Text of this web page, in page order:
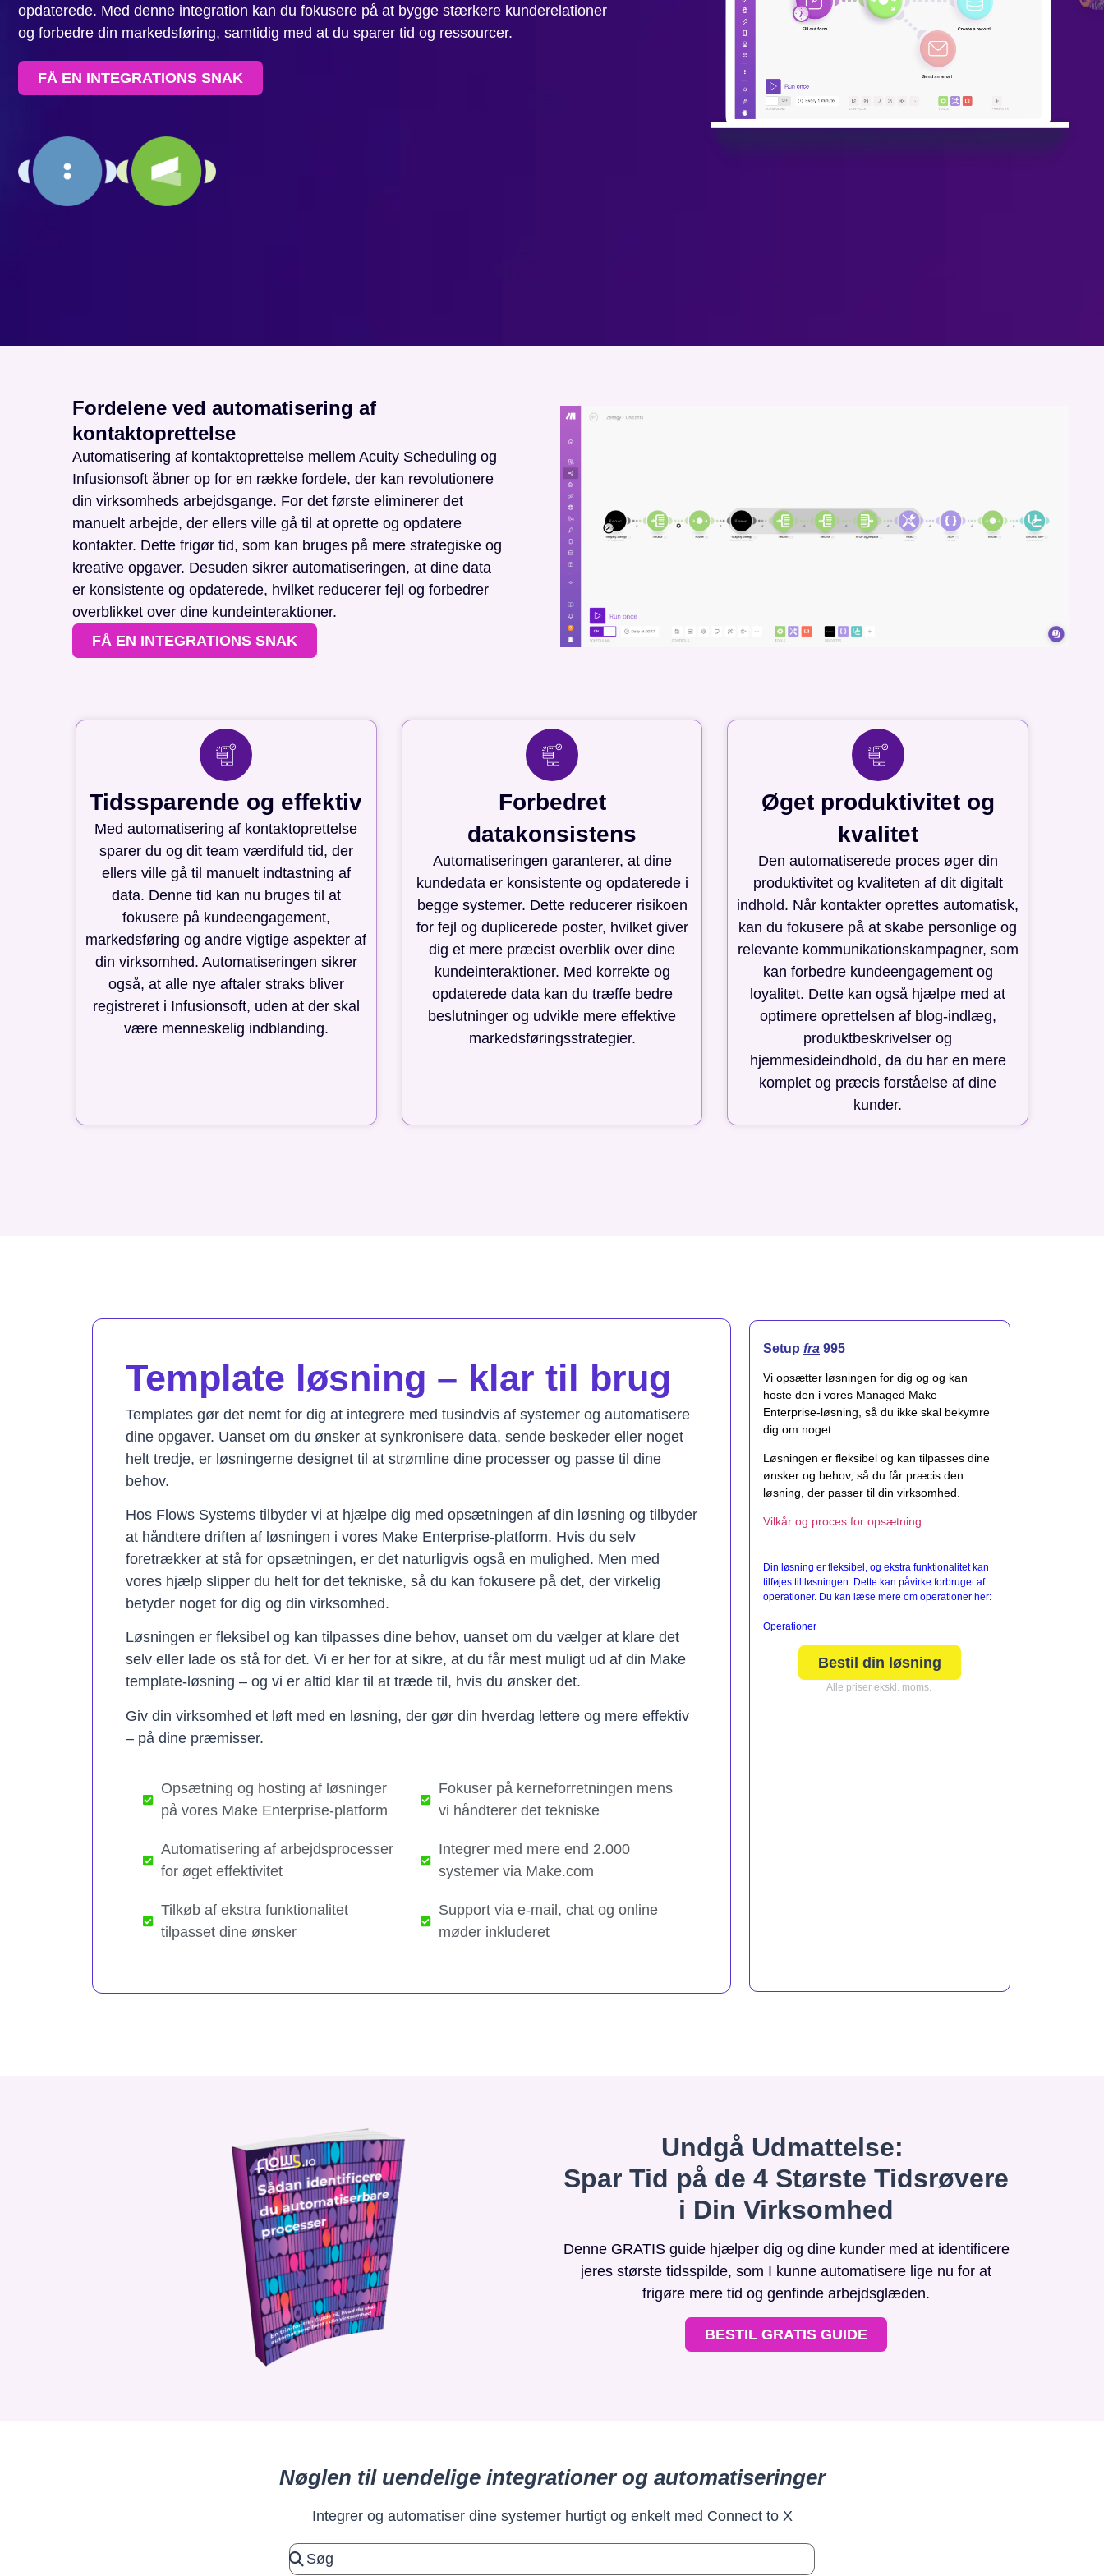
opdaterede. Med denne integration kan du fokusere på at bygge stærkere kunderelationer
og forbedre din markedsføring, samtidig med at du sparer tid og ressourcer.
FÅ EN INTEGRATIONS SNAK
Fordelene ved automatisering af
kontaktoprettelse
Automatisering af kontaktoprettelse mellem Acuity Scheduling og
Infusionsoft åbner op for en række fordele, der kan revolutionere
din virksomheds arbejdsgange. For det første eliminerer det
manuelt arbejde, der ellers ville gå til at oprette og opdatere
kontakter. Dette frigør tid, som kan bruges på mere strategiske og
kreative opgaver. Desuden sikrer automatiseringen, at dine data
er konsistente og opdaterede, hvilket reducerer fejl og forbedrer
overblikket over dine kundeinteraktioner.
FÅ EN INTEGRATIONS SNAK
Tidssparende og effektiv
Med automatisering af kontaktoprettelse
sparer du og dit team værdifuld tid, der
ellers ville gå til manuelt indtastning af
data. Denne tid kan nu bruges til at
fokusere på kundeengagement,
markedsføring og andre vigtige aspekter af
din virksomhed. Automatiseringen sikrer
også, at alle nye aftaler straks bliver
registreret i Infusionsoft, uden at der skal
være menneskelig indblanding.
Forbedret
datakonsistens
Automatiseringen garanterer, at dine
kundedata er konsistente og opdaterede i
begge systemer. Dette reducerer risikoen
for fejl og duplicerede poster, hvilket giver
dig et mere præcist overblik over dine
kundeinteraktioner. Med korrekte og
opdaterede data kan du træffe bedre
beslutninger og udvikle mere effektive
markedsføringsstrategier.
Øget produktivitet og
kvalitet
Den automatiserede proces øger din
produktivitet og kvaliteten af dit digitalt
indhold. Når kontakter oprettes automatisk,
kan du fokusere på at skabe personlige og
relevante kommunikationskampagner, som
kan forbedre kundeengagement og
loyalitet. Dette kan også hjælpe med at
optimere oprettelsen af blog-indlæg,
produktbeskrivelser og
hjemmesideindhold, da du har en mere
komplet og præcis forståelse af dine
kunder.
Template løsning – klar til brug
Templates gør det nemt for dig at integrere med tusindvis af systemer og automatisere
dine opgaver. Uanset om du ønsker at synkronisere data, sende beskeder eller noget
helt tredje, er løsningerne designet til at strømline dine processer og passe til dine
behov.
Hos Flows Systems tilbyder vi at hjælpe dig med opsætningen af din løsning og tilbyder
at håndtere driften af løsningen i vores Make Enterprise-platform. Hvis du selv
foretrækker at stå for opsætningen, er det naturligvis også en mulighed. Men med
vores hjælp slipper du helt for det tekniske, så du kan fokusere på det, der virkelig
betyder noget for dig og din virksomhed.
Løsningen er fleksibel og kan tilpasses dine behov, uanset om du vælger at klare det
selv eller lade os stå for det. Vi er her for at sikre, at du får mest muligt ud af din Make
template-løsning – og vi er altid klar til at træde til, hvis du ønsker det.
Giv din virksomhed et løft med en løsning, der gør din hverdag lettere og mere effektiv
– på dine præmisser.
Opsætning og hosting af løsninger
på vores Make Enterprise-platform
Automatisering af arbejdsprocesser
for øget effektivitet
Tilkøb af ekstra funktionalitet
tilpasset dine ønsker​
Fokuser på kerneforretningen mens
vi håndterer det tekniske​
Integrer med mere end 2.000
systemer via Make.com
Support via e-mail, chat og online
møder inkluderet
Setup fra 995
Vi opsætter løsningen for dig og og kan
hoste den i vores Managed Make
Enterprise-løsning, så du ikke skal bekymre
dig om noget.
Løsningen er fleksibel og kan tilpasses dine
ønsker og behov, så du får præcis den
løsning, der passer til din virksomhed.
Vilkår og proces for opsætning
Din løsning er fleksibel, og ekstra funktionalitet kan
tilføjes til løsningen. Dette kan påvirke forbruget af
operationer. Du kan læse mere om operationer her:
Operationer
Bestil din løsning
Alle priser ekskl. moms.
Undgå Udmattelse:
Spar Tid på de 4 Største Tidsrøvere
i Din Virksomhed
Denne GRATIS guide hjælper dig og dine kunder med at identificere
jeres største tidsspilde, som I kunne automatisere lige nu for at
frigøre mere tid og genfinde arbejdsglæden.
BESTIL GRATIS GUIDE
Nøglen til uendelige integrationer og automatiseringer
Integrer og automatiser dine systemer hurtigt og enkelt med Connect to X